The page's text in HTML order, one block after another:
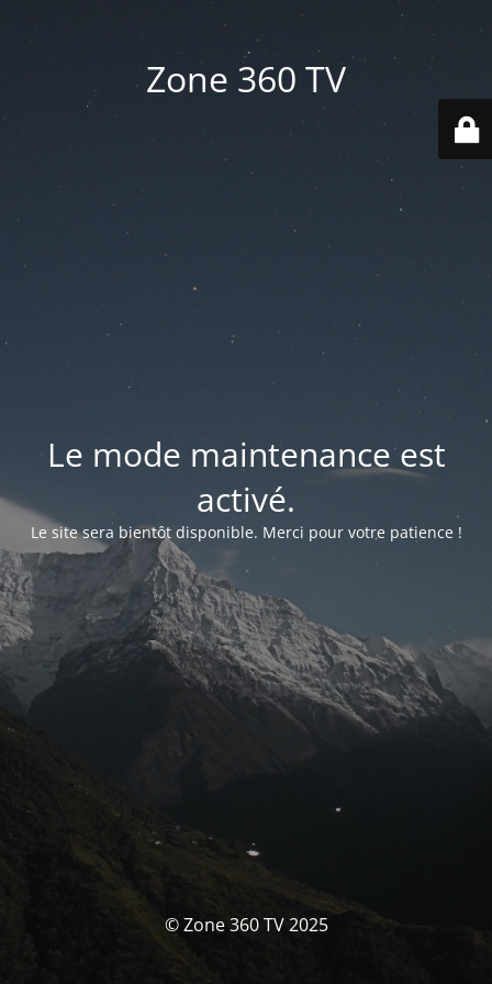
Zone 360 TV
Le mode maintenance est
activé.
Le site sera bientôt disponible. Merci pour votre patience !
© Zone 360 TV 2025